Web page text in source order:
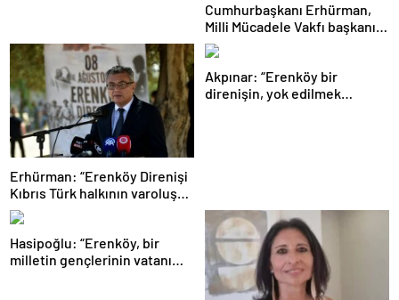
Cumhurbaşkanı Erhürman,
Milli Mücadele Vakfı başkanı
ve yönetim kurulu üyelerini
kabul etti
Erhürman: “Erenköy Direnişi
Kıbrıs Türk halkının varoluş
mücadelesinde dönüm
noktalarından biri”
Akpınar: “Erenköy bir
direnişin, yok edilmek
Hasipoğlu: “Erenköy, bir
milletin gençlerinin vatanı